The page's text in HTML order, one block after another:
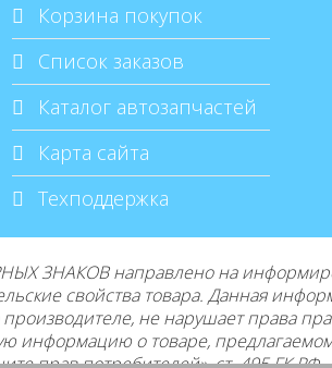
Корзина покупок
Список заказов
Каталог автозапчастей
Карта сайта
Техподдержка
ЗНАКОВ направлено на
свойства товара. Данная
производителе, не нарушает права
информацию о товаре,